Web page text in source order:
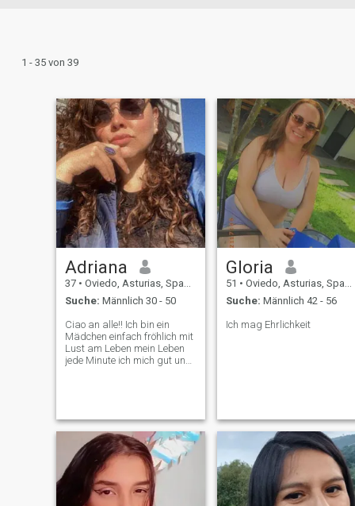
1 - 35 von 39
Adriana
37 • Oviedo, Asturias, Spanien
Suche: Männlich 30 - 50
Ciao an alle!! Ich bin ein
Mädchen einfach fröhlich mit
Lust am Leben mein Leben
jede Minute ich mich gut und
anderem mehr, mir die
Rückseite... Ich liebe meine
Familie .. Ich habe keine
Kinder aber ich hätte gern
algun dia.. Mir gefällt, mich
verlassen, um Orte zu
Freunden, ich liebe es zu
reisen , den Menschen helfen,
Gloria
51 • Oviedo, Asturias, Spanien
Suche: Männlich 42 - 56
Ich mag Ehrlichkeit